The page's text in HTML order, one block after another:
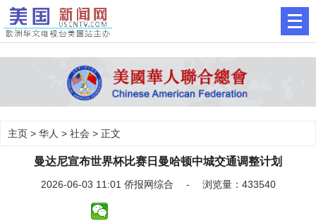
主页 > 华人 > 社会 > 正文
曼达尼宣布世界杯比赛日曼哈顿中城交通调整计划
2026-06-03 11:01 侨报网综合 - 浏览量：433540